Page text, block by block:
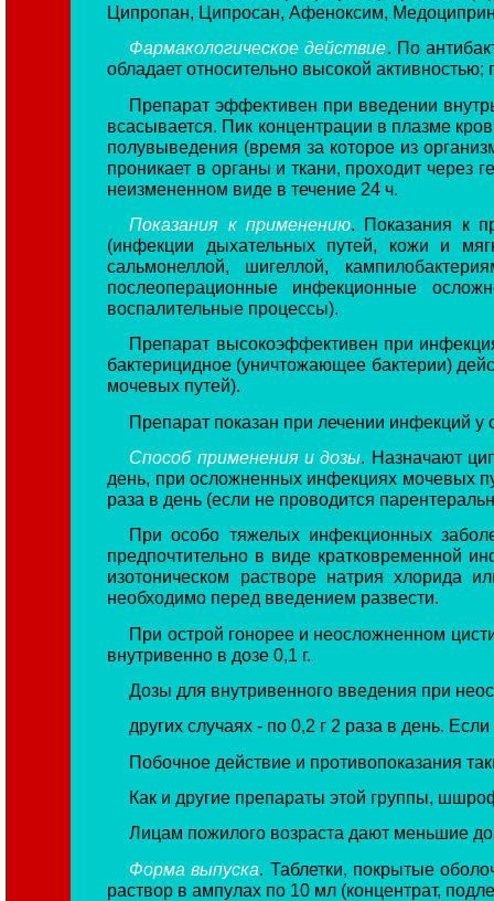
Ципропан, Ципросан, Афеноксим,
Фармакологическое действие. По
обладает относительно высокой
Препарат эффективен при введении
всасывается. Пик концентрации в плазме
полувыведения (время за которое из
проникает в органы и ткани, проходит
неизмененном виде в течение 24 ч.
Показания к применению. Показания к
(инфекции дыхательных путей, кожи и
сальмонеллой, шигеллой,
послеоперационные инфекционные
воспалительные процессы).
Препарат высокоэффективен при
бактерицидное (уничтожающее бактерии)
мочевых путей).
Препарат показан при лечении инфекций у
Способ применения и дозы. Назначают
день, при осложненных инфекциях мочевых
раза в день (если не проводится
При особо тяжелых инфекционных
предпочтительно в виде кратковременной
изотоническом растворе натрия хлорида
необходимо перед введением развести.
При острой гонорее и неосложненном
внутривенно в дозе 0,1 г.
Дозы для внутривенного введения при
других случаях - по 0,2 г 2 раза в день.
Побочное действие и противопоказания
Как и другие препараты этой группы,
Лицам пожилого возраста дают меньшие
Форма выпуска . Таблетки, покрытые
раствор в ампулах по 10 мл (концентрат,